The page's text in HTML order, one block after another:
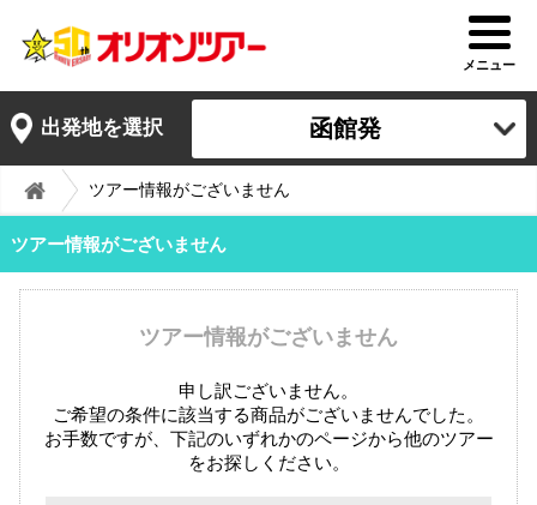
メニュー
出発地を選択 函館発
ツアー情報がございません
ツアー情報がございません
ツアー情報がございません
申し訳ございません。
ご希望の条件に該当する商品がございませんでした。
お手数ですが、下記のいずれかのページから他のツアー
をお探しください。